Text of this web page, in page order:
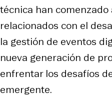
técnica han
relacionados con el
la gestión de eventos
nueva generación de
enfrentar los desafíos
emergente.​